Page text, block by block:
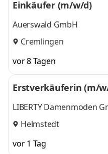
Einkäufer (m/w/d)
Auerswald GmbH
Cremlingen
vor 8 Tagen
Erstverkäuferin (m/
LIBERTY Damenmoden
Helmstedt
vor 1 Tag